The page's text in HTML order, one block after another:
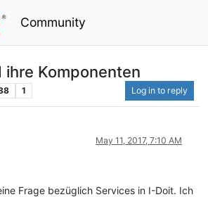
Community
ihre Komponenten
1 Log in to reply
May 11, 2017, 7:10 AM
Frage bezüglich Services in I-Doit. Ich